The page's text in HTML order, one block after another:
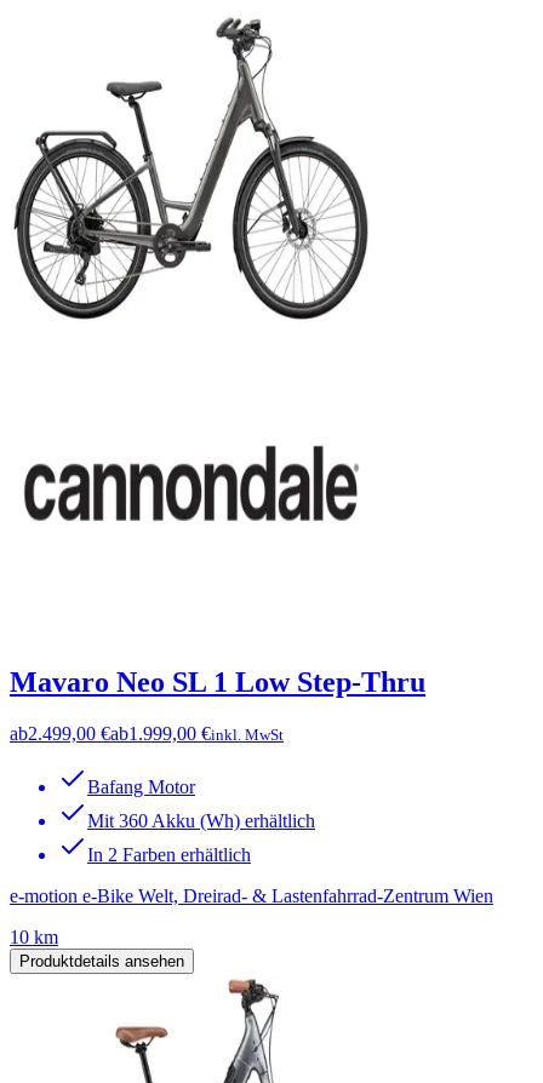
Mavaro Neo SL 1 Low Step-Thru
ab2.499,00 €ab1.999,00 €inkl. MwSt
Bafang Motor
Mit 360 Akku (Wh) erhältlich
In 2 Farben erhältlich
e-motion e-Bike Welt, Dreirad- & Lastenfahrrad-Zentrum Wien
10 km
Produktdetails ansehen